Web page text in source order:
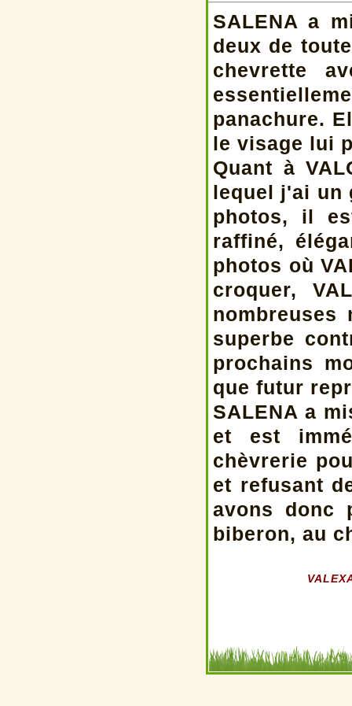
SALENA a
deux de
chevrette
panachure.
le visage lui
Quant à
lequel j'ai un
photos, il
raffiné,
photos où
croquer,
nombreuses
superbe
prochains
que futur
SALENA a
et est
chèvrerie
et refusant
avons donc
biberon, au